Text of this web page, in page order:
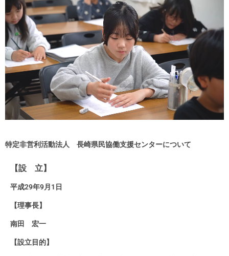
特定非営利活動法人 長崎県民協働支援センターについて
【設 立】
平成29年9月1日
【理事長】
南田 宏一
【設立目的】